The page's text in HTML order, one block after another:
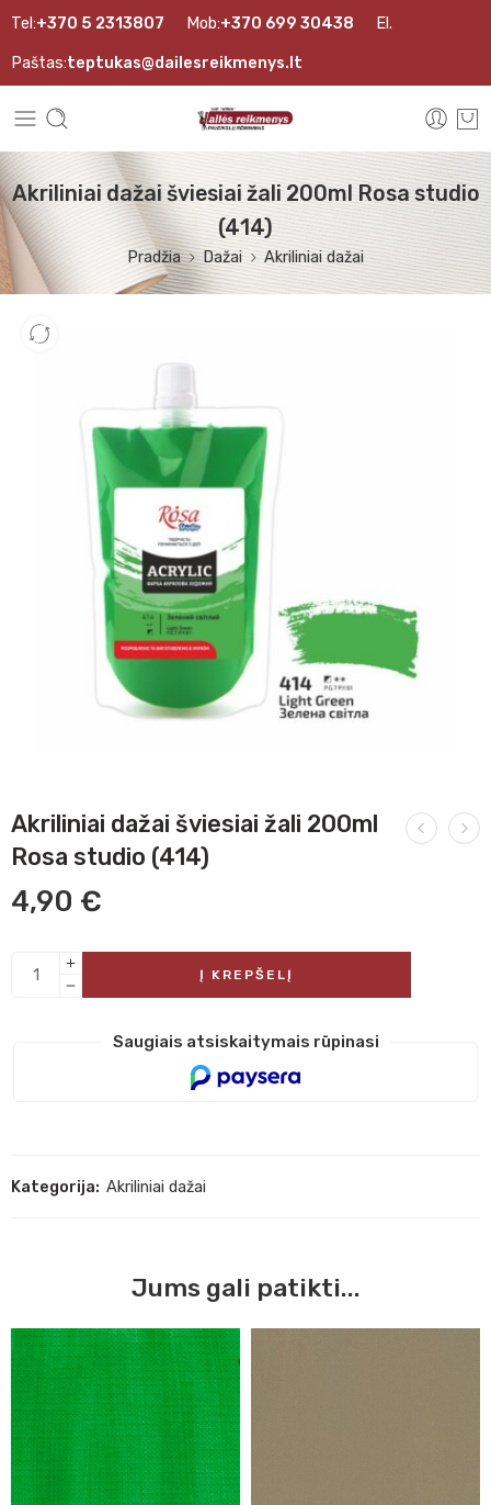
Tel:+370 5 2313807 Mob:+370 699 30438 El.
Paštas:teptukas@dailesreikmenys.lt
Akriliniai dažai šviesiai žali 200ml Rosa studio
(414)
Pradžia Dažai Akriliniai dažai
Akriliniai dažai šviesiai žali 200ml
Rosa studio (414)
4,90 €
Į KREPŠELĮ
Saugiais atsiskaitymais rūpinasi
Kategorija: Akriliniai dažai
Jums gali patikti...